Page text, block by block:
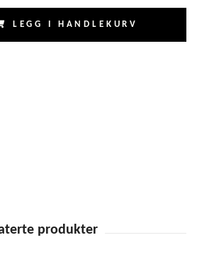
LEGG I HANDLEKURV